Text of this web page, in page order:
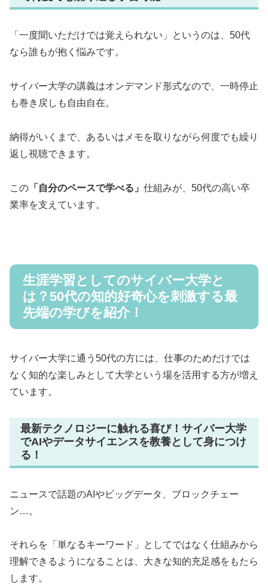
「一度聞いただけでは覚えられない」というのは、50代
なら誰もが抱く悩みです。
サイバー大学の講義はオンデマンド形式なので、一時停止
も巻き戻しも自由自在。
納得がいくまで、あるいはメモを取りながら何度でも繰り
返し視聴できます。
この 「自分のペースで学べる」 仕組みが、50代の高い卒
業率を支えています。
生涯学習としてのサイバー大学と
は？50代の知的好奇心を刺激する最
先端の学びを紹介！
サイバー大学に通う50代の方には、仕事のためだけでは
なく知的な楽しみとして大学という場を活用する方が増え
ています。
最新テクノロジーに触れる喜び！サイバー大学
でAIやデータサイエンスを教養として身につけ
る！
ニュースで話題のAIやビッグデータ、ブロックチェー
ン…。
それらを「単なるキーワード」としてではなく仕組みから
理解できるようになることは、大きな知的充足感をもたら
します。